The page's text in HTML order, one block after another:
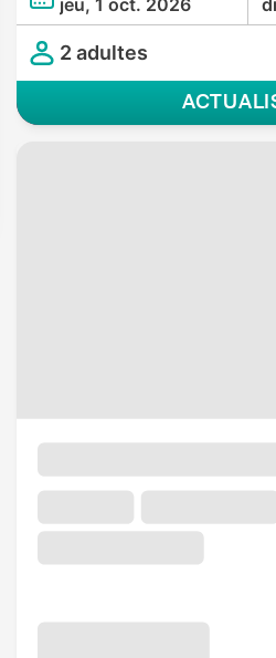
2 adultes